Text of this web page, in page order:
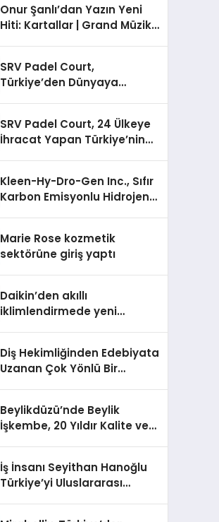
Onur Şanlı’dan Yazın Yeni
Hiti: Kartallar | Grand Müzik
SRV Padel Court,
Türkiye’den Dünyaya
SRV Padel Court, 24 Ülkeye
İhracat Yapan Türkiye’nin
Kleen-Hy-Dro-Gen Inc., Sıfır
Karbon Emisyonlu Hidrojen
Aldı
Marie Rose kozmetik
sektörüne giriş yaptı
Daikin’den akıllı
iklimlendirmede yeni
Diş Hekimliğinden Edebiyata
Uzanan Çok Yönlü Bir
Beylikdüzü’nde Beylik
İşkembe, 20 Yıldır Kalite ve
İş İnsanı Seyithan Hanoğlu
Türkiye’yi Uluslararası